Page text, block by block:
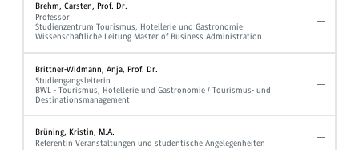
Brehm, Carsten, Prof. Dr.
Professor
Studienzentrum Tourismus, Hotellerie und Gastronomie
Wissenschaftliche Leitung Master of Business Administration
Brittner-Widmann, Anja, Prof. Dr.
Studiengangsleiterin
BWL - Tourismus, Hotellerie und Gastronomie / Tourismus- und
Destinationsmanagement
Brüning, Kristin, M.A.
Referentin Veranstaltungen und studentische Angelegenheiten